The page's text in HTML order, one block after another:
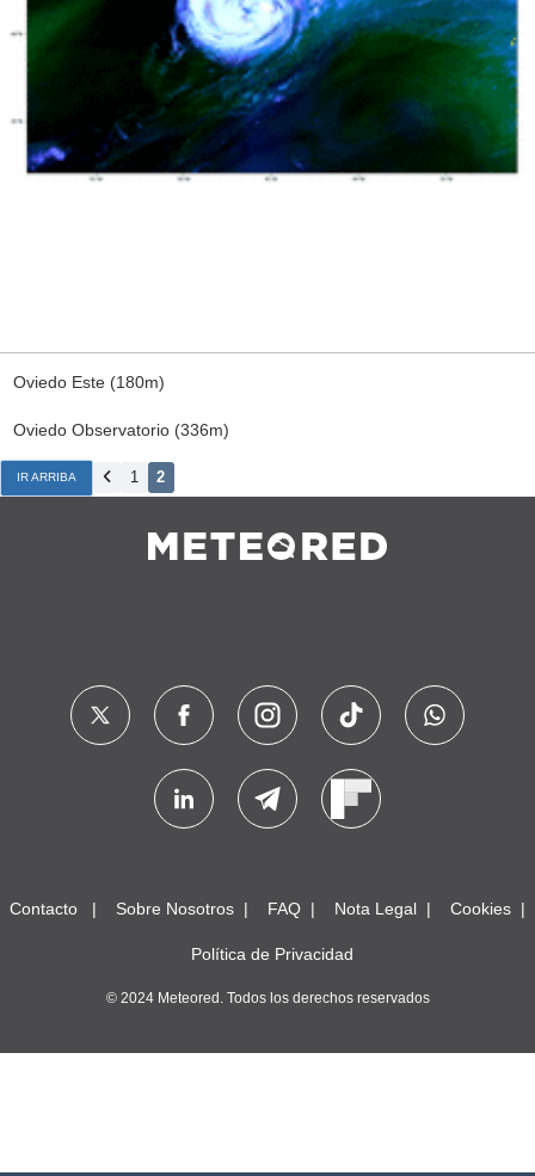
Oviedo Este (180m)
Oviedo Observatorio (336m)
IR ARRIBA 1 2
Contacto Sobre Nosotros FAQ Nota Legal Cookies
Política de Privacidad
© 2024 Meteored. Todos los derechos reservados